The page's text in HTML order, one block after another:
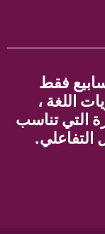
فقط
اللغة ،
التي تناسب
التفاعلي.